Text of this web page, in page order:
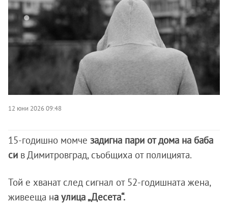
12 юни 2026 09:48
15-годишно момче задигна пари от дома на баба
си в Димитровград, съобщиха от полицията.
Той е хванат след сигнал от 52-годишната жена,
живееща на улица „Десета“.